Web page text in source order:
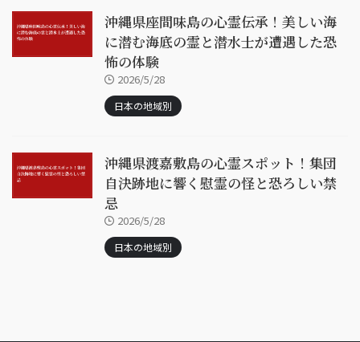
沖縄県座間味島の心霊伝承！美しい海
に潜む海底の霊と潜水士が遭遇した恐
怖の体験
2026/5/28
日本の地域別
沖縄県渡嘉敷島の心霊スポット！集団
自決跡地に響く慰霊の怪と恐ろしい禁
忌
2026/5/28
日本の地域別